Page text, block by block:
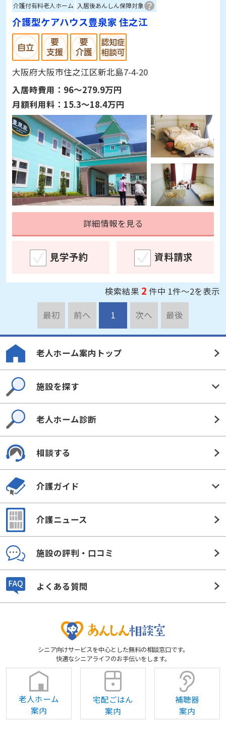
介護付有料老人ホーム 入居後あんしん保障対象
介護型ケアハウス豊泉家 住之江
大阪府大阪市住之江区新北島7-4-20
入居時費用： 96～279.9万円
月額利用料： 15.3～18.4万円
詳細情報を見る
見学予約 資料請求
検索結果 2件中 1件～2を表示
最初
前へ 1 次へ 最後
老人ホーム案内トップ
施設を探す
老人ホーム診断
相談する
介護ガイド
介護ニュース
施設の評判・口コミ
よくある質問
シニア向けサービスを中心とした無料の相談窓口です。
快適なシニアライフのお手伝いをします。
老人ホーム
案内
宅配ごはん
案内
補聴器
案内